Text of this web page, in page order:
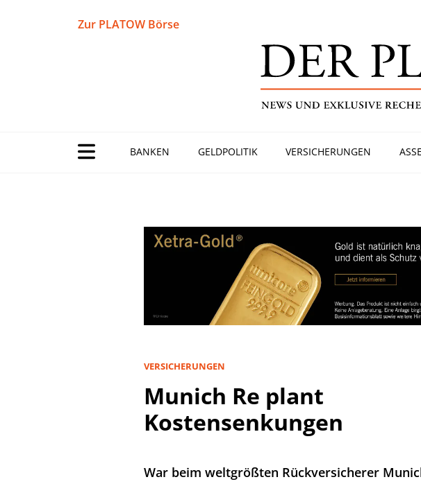
Zur PLATOW Börse
BANKEN GELDPOLITIK VERSICHERUNGEN
VERSICHERUNGEN
Munich Re plant
Kostensenkungen
War beim weltgrößten Rückversicherer